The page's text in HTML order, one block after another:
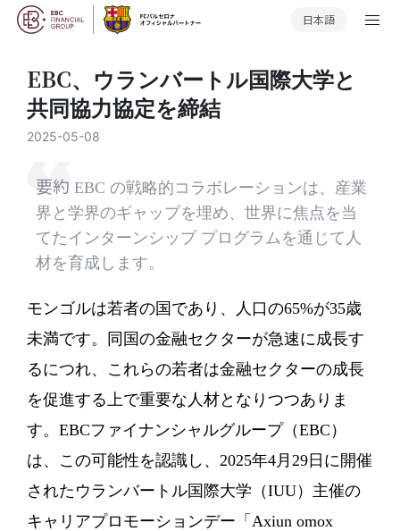
日本語
EBC、ウランバートル国際大学と
共同協力協定を締結
2025-05-08
要約 EBC の戦略的コラボレーションは、産業
界と学界のギャップを埋め、世界に焦点を当
てたインターンシップ プログラムを通じて人
材を育成します。
モンゴルは若者の国であり、人口の65%が35歳
未満です。同国の金融セクターが急速に成長す
るにつれ、これらの若者は金融セクターの成長
を促進する上で重要な人材となりつつありま
す。EBCファイナンシャルグループ（EBC）
は、この可能性を認識し、2025年4月29日に開催
されたウランバートル国際大学（IUU）主催の
キャリアプロモーションデー「Axiun omox